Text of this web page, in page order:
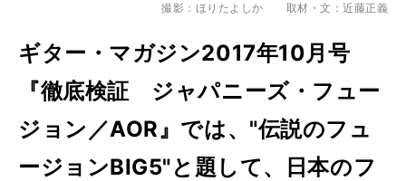
撮影：ほりたよしか 取材・文：近藤正義
ギター・マガジン2017年10月号
『徹底検証 ジャパニーズ・フュー
ジョン／AOR』では、"伝説のフュ
ージョンBIG5"と題して、日本のフ